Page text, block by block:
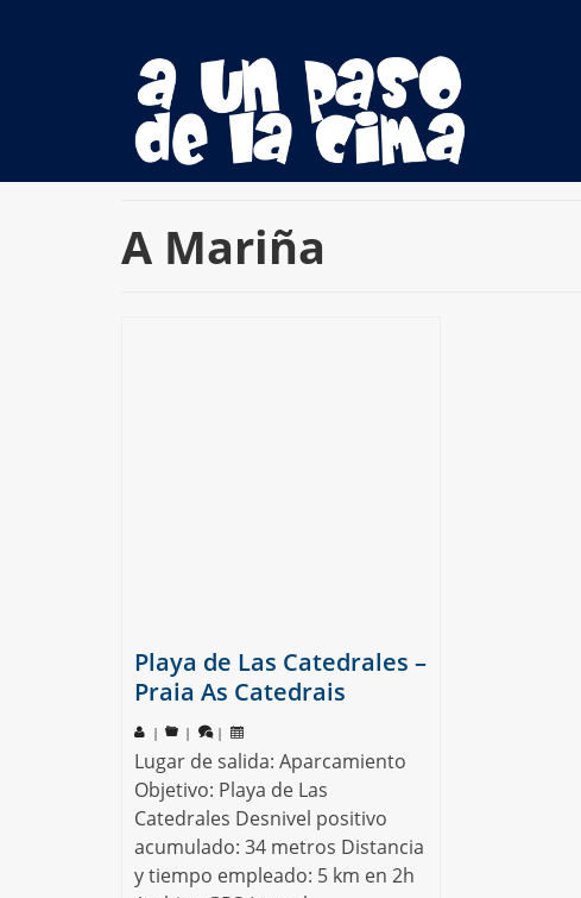
A Mariña
Playa de Las Catedrales –
Praia As Catedrais
| | |
Lugar de salida: Aparcamiento
Objetivo: Playa de Las
Catedrales Desnivel positivo
acumulado: 34 metros Distancia
y tiempo empleado: 5 km en 2h